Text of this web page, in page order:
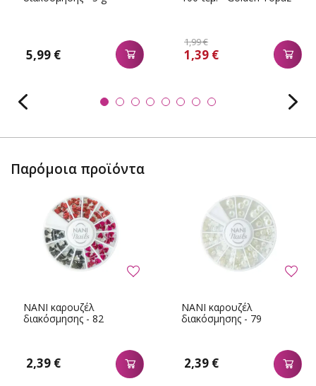
5,99 €
1,99 €
1,39 €
Παρόμοια προϊόντα
NANI καρουζέλ
διακόσμησης - 82
2,39 €
NANI καρουζέλ
διακόσμησης - 79
2,39 €